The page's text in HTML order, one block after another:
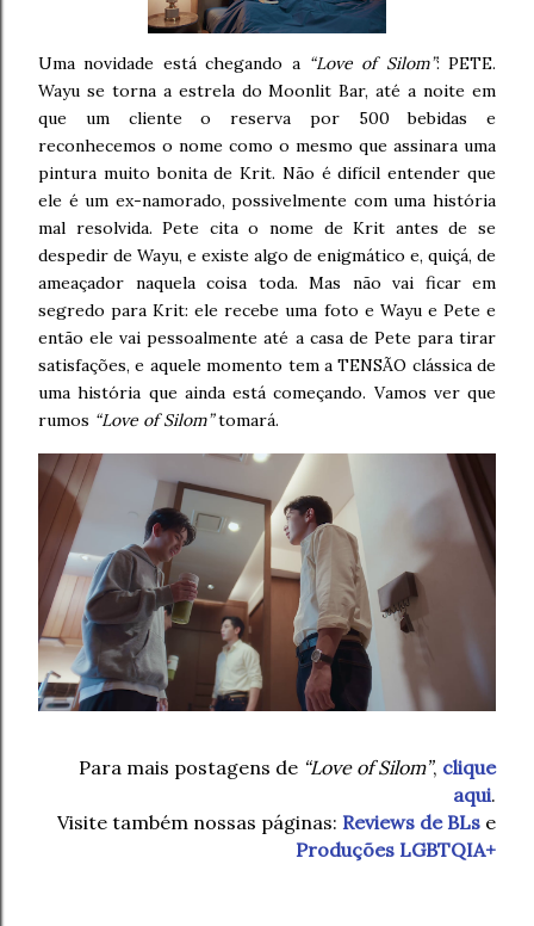
Uma novidade está chegando a “Love of Silom”: PETE.
Wayu se torna a estrela do Moonlit Bar, até a noite em
que um cliente o reserva por 500 bebidas e
reconhecemos o nome como o mesmo que assinara uma
pintura muito bonita de Krit. Não é difícil entender que
ele é um ex-namorado, possivelmente com uma história
mal resolvida. Pete cita o nome de Krit antes de se
despedir de Wayu, e existe algo de enigmático e, quiçá, de
ameaçador naquela coisa toda. Mas não vai ficar em
segredo para Krit: ele recebe uma foto e Wayu e Pete e
então ele vai pessoalmente até a casa de Pete para tirar
satisfações, e aquele momento tem a TENSÃO clássica de
uma história que ainda está começando. Vamos ver que
rumos “Love of Silom”tomará.
Para mais postagens de “Love of Silom”, clique
aqui.
Visite também nossas páginas: Reviews de BLs e
Produções LGBTQIA+